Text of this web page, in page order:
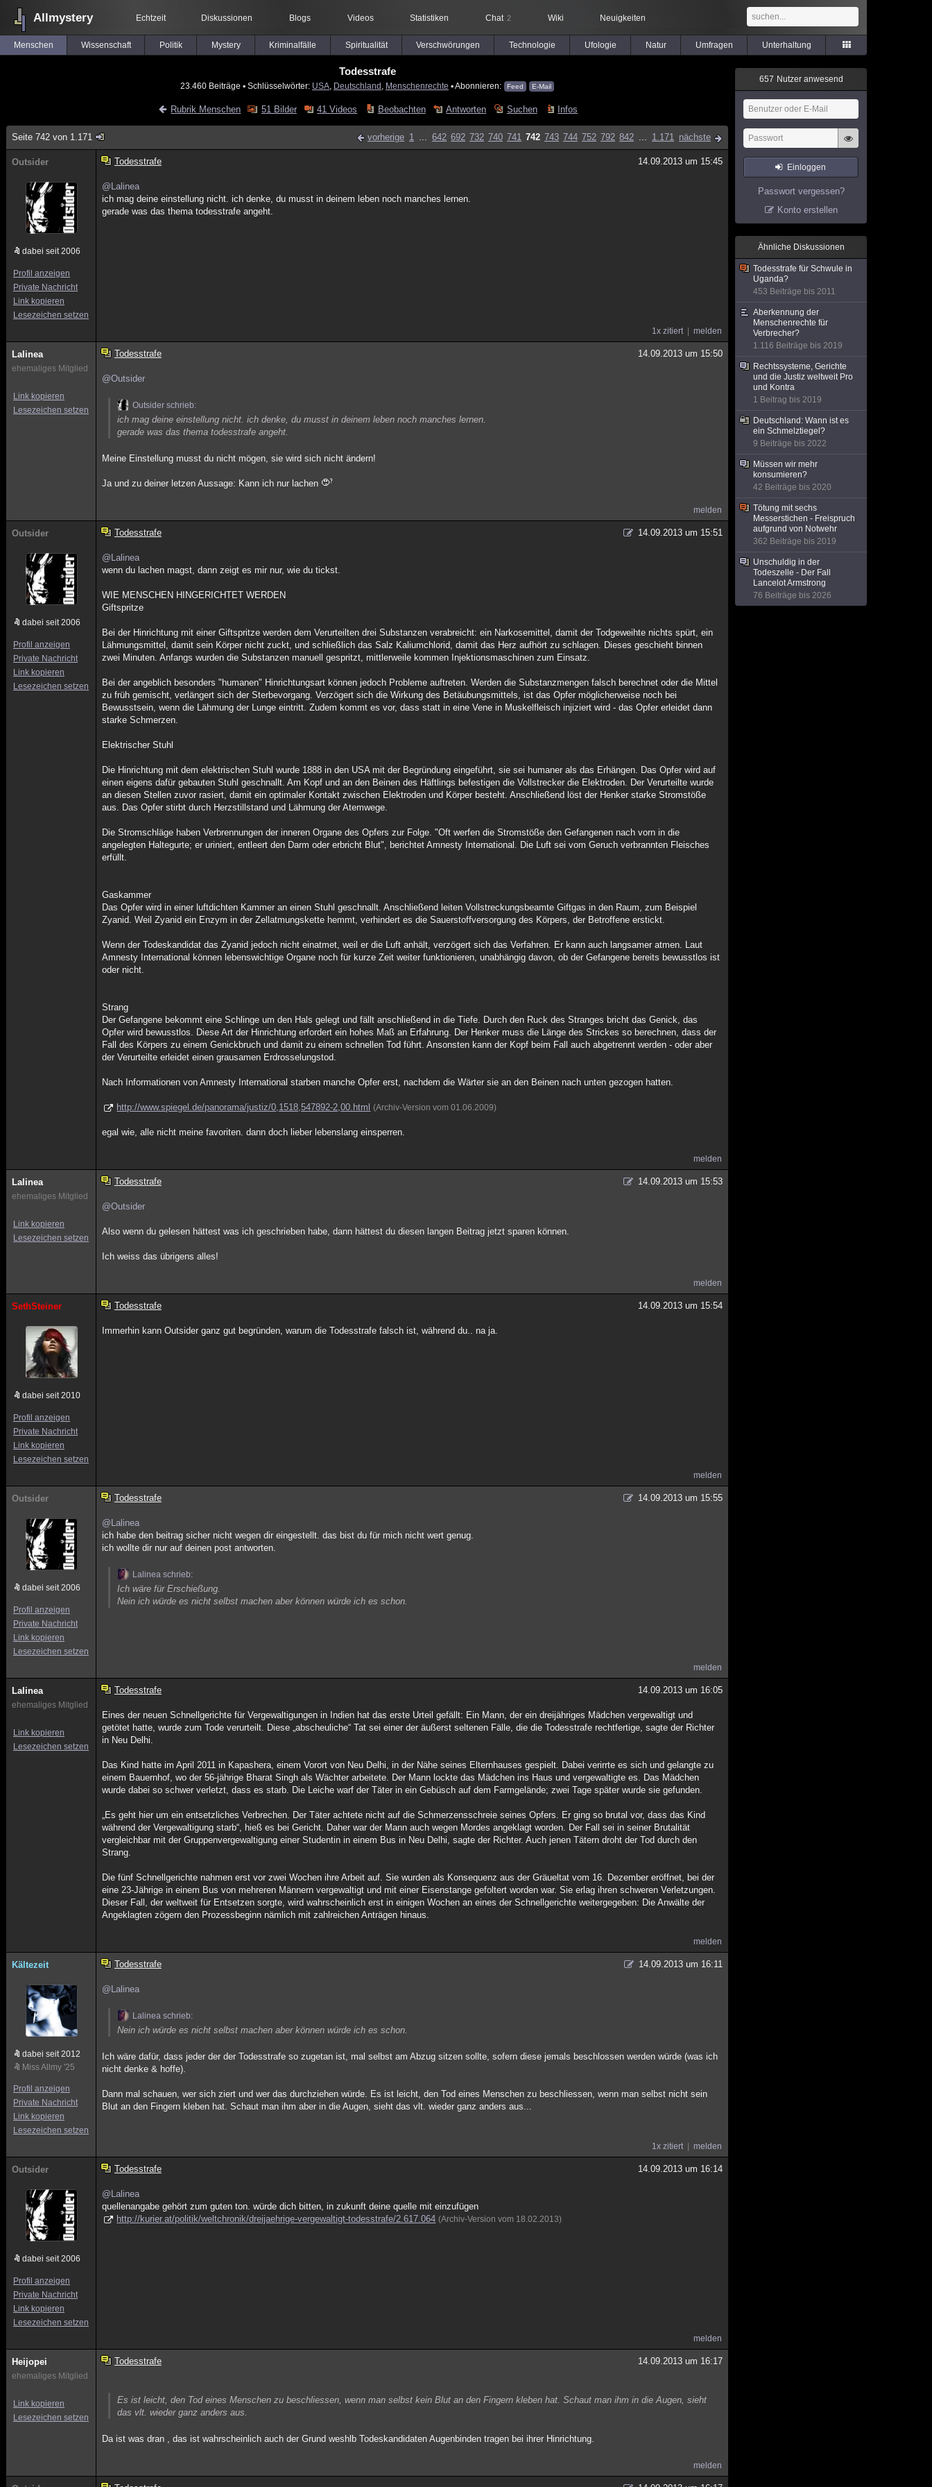
Allmystery Echtzeit Diskussionen Blogs Videos Statistiken Chat 2 Wiki Neuigkeiten
Menschen Wissenschaft Politik Mystery Kriminalfälle Spiritualität Verschwörungen Technologie Ufologie Natur Umfragen Unterhaltung
Todesstrafe
23.460 Beiträge ▪ Schlüsselwörter: USA Deutschland Menschenrechte ▪ Abonnieren: Feed E-Mail
Rubrik Menschen 51 Bilder 41 Videos Beobachten Antworten Suchen Infos
Seite 742 von 1.171 vorherige 1 ... 642 692 732 740 741 742 743 744 752 792 842 ... 1.171 nächste
Outsider
dabei seit 2006
Profil anzeigen
Private Nachricht
Link kopieren
Lesezeichen setzen
Todesstrafe 14.09.2013 um 15:45
@Lalinea
ich mag deine einstellung nicht. ich denke, du musst in deinem leben noch manches lernen.
gerade was das thema todesstrafe angeht.
1x zitiert melden
Lalinea
ehemaliges Mitglied
Link kopieren
Lesezeichen setzen
Todesstrafe 14.09.2013 um 15:50
@Outsider
Outsider schrieb:
ich mag deine einstellung nicht. ich denke, du musst in deinem leben noch manches lernen.
gerade was das thema todesstrafe angeht.
Meine Einstellung musst du nicht mögen, sie wird sich nicht ändern!
Ja und zu deiner letzen Aussage: Kann ich nur lachen
melden
Outsider
dabei seit 2006
Profil anzeigen
Private Nachricht
Link kopieren
Lesezeichen setzen
Todesstrafe 14.09.2013 um 15:51
@Lalinea
wenn du lachen magst, dann zeigt es mir nur, wie du tickst.
WIE MENSCHEN HINGERICHTET WERDEN
Giftspritze
Bei der Hinrichtung mit einer Giftspritze werden dem Verurteilten drei Substanzen verabreicht: ein Narkosemittel, damit der Todgeweihte nichts spürt, ein
Lähmungsmittel, damit sein Körper nicht zuckt, und schließlich das Salz Kaliumchlorid, damit das Herz aufhört zu schlagen. Dieses geschieht binnen
zwei Minuten. Anfangs wurden die Substanzen manuell gespritzt, mittlerweile kommen Injektionsmaschinen zum Einsatz.
Bei der angeblich besonders "humanen" Hinrichtungsart können jedoch Probleme auftreten. Werden die Substanzmengen falsch berechnet oder die Mittel
zu früh gemischt, verlängert sich der Sterbevorgang. Verzögert sich die Wirkung des Betäubungsmittels, ist das Opfer möglicherweise noch bei
Bewusstsein, wenn die Lähmung der Lunge eintritt. Zudem kommt es vor, dass statt in eine Vene in Muskelfleisch injiziert wird - das Opfer erleidet dann
starke Schmerzen.
Elektrischer Stuhl
Die Hinrichtung mit dem elektrischen Stuhl wurde 1888 in den USA mit der Begründung eingeführt, sie sei humaner als das Erhängen. Das Opfer wird auf
einen eigens dafür gebauten Stuhl geschnallt. Am Kopf und an den Beinen des Häftlings befestigen die Vollstrecker die Elektroden. Der Verurteilte wurde
an diesen Stellen zuvor rasiert, damit ein optimaler Kontakt zwischen Elektroden und Körper besteht. Anschließend löst der Henker starke Stromstöße
aus. Das Opfer stirbt durch Herzstillstand und Lähmung der Atemwege.
Die Stromschläge haben Verbrennungen der inneren Organe des Opfers zur Folge. "Oft werfen die Stromstöße den Gefangenen nach vorn in die
angelegten Haltegurte; er uriniert, entleert den Darm oder erbricht Blut", berichtet Amnesty International. Die Luft sei vom Geruch verbrannten Fleisches
erfüllt.
Gaskammer
Das Opfer wird in einer luftdichten Kammer an einen Stuhl geschnallt. Anschließend leiten Vollstreckungsbeamte Giftgas in den Raum, zum Beispiel
Zyanid. Weil Zyanid ein Enzym in der Zellatmungskette hemmt, verhindert es die Sauerstoffversorgung des Körpers, der Betroffene erstickt.
Wenn der Todeskandidat das Zyanid jedoch nicht einatmet, weil er die Luft anhält, verzögert sich das Verfahren. Er kann auch langsamer atmen. Laut
Amnesty International können lebenswichtige Organe noch für kurze Zeit weiter funktionieren, unabhängig davon, ob der Gefangene bereits bewusstlos ist
oder nicht.
Strang
Der Gefangene bekommt eine Schlinge um den Hals gelegt und fällt anschließend in die Tiefe. Durch den Ruck des Stranges bricht das Genick, das
Opfer wird bewusstlos. Diese Art der Hinrichtung erfordert ein hohes Maß an Erfahrung. Der Henker muss die Länge des Strickes so berechnen, dass der
Fall des Körpers zu einem Genickbruch und damit zu einem schnellen Tod führt. Ansonsten kann der Kopf beim Fall auch abgetrennt werden - oder aber
der Verurteilte erleidet einen grausamen Erdrosselungstod.
Nach Informationen von Amnesty International starben manche Opfer erst, nachdem die Wärter sie an den Beinen nach unten gezogen hatten.
http://www.spiegel.de/panorama/justiz/0,1518,547892-2,00.html (Archiv-Version vom 01.06.2009)
egal wie, alle nicht meine favoriten. dann doch lieber lebenslang einsperren.
melden
Lalinea
ehemaliges Mitglied
Link kopieren
Lesezeichen setzen
Todesstrafe 14.09.2013 um 15:53
@Outsider
Also wenn du gelesen hättest was ich geschrieben habe, dann hättest du diesen langen Beitrag jetzt sparen können.
Ich weiss das übrigens alles!
melden
SethSteiner
dabei seit 2010
Profil anzeigen
Private Nachricht
Link kopieren
Lesezeichen setzen
Todesstrafe 14.09.2013 um 15:54
Immerhin kann Outsider ganz gut begründen, warum die Todesstrafe falsch ist, während du.. na ja.
melden
Outsider
dabei seit 2006
Profil anzeigen
Private Nachricht
Link kopieren
Lesezeichen setzen
Todesstrafe 14.09.2013 um 15:55
@Lalinea
ich habe den beitrag sicher nicht wegen dir eingestellt. das bist du für mich nicht wert genug.
ich wollte dir nur auf deinen post antworten.
Lalinea schrieb:
Ich wäre für Erschießung.
Nein ich würde es nicht selbst machen aber können würde ich es schon.
melden
Lalinea
ehemaliges Mitglied
Link kopieren
Lesezeichen setzen
Todesstrafe 14.09.2013 um 16:05
Eines der neuen Schnellgerichte für Vergewaltigungen in Indien hat das erste Urteil gefällt: Ein Mann, der ein dreijähriges Mädchen vergewaltigt und
getötet hatte, wurde zum Tode verurteilt. Diese „abscheuliche“ Tat sei einer der äußerst seltenen Fälle, die die Todesstrafe rechtfertige, sagte der Richter
in Neu Delhi.
Das Kind hatte im April 2011 in Kapashera, einem Vorort von Neu Delhi, in der Nähe seines Elternhauses gespielt. Dabei verirrte es sich und gelangte zu
einem Bauernhof, wo der 56-jährige Bharat Singh als Wächter arbeitete. Der Mann lockte das Mädchen ins Haus und vergewaltigte es. Das Mädchen
wurde dabei so schwer verletzt, dass es starb. Die Leiche warf der Täter in ein Gebüsch auf dem Farmgelände; zwei Tage später wurde sie gefunden.
„Es geht hier um ein entsetzliches Verbrechen. Der Täter achtete nicht auf die Schmerzensschreie seines Opfers. Er ging so brutal vor, dass das Kind
während der Vergewaltigung starb“, hieß es bei Gericht. Daher war der Mann auch wegen Mordes angeklagt worden. Der Fall sei in seiner Brutalität
vergleichbar mit der Gruppenvergewaltigung einer Studentin in einem Bus in Neu Delhi, sagte der Richter. Auch jenen Tätern droht der Tod durch den
Strang.
Die fünf Schnellgerichte nahmen erst vor zwei Wochen ihre Arbeit auf. Sie wurden als Konsequenz aus der Gräueltat vom 16. Dezember eröffnet, bei der
eine 23-Jährige in einem Bus von mehreren Männern vergewaltigt und mit einer Eisenstange gefoltert worden war. Sie erlag ihren schweren Verletzungen.
Dieser Fall, der weltweit für Entsetzen sorgte, wird wahrscheinlich erst in einigen Wochen an eines der Schnellgerichte weitergegeben: Die Anwälte der
Angeklagten zögern den Prozessbeginn nämlich mit zahlreichen Anträgen hinaus.
melden
Kältezeit
dabei seit 2012
Miss Allmy '25
Profil anzeigen
Private Nachricht
Link kopieren
Lesezeichen setzen
Todesstrafe 14.09.2013 um 16:11
@Lalinea
Lalinea schrieb:
Nein ich würde es nicht selbst machen aber können würde ich es schon.
Ich wäre dafür, dass jeder der der Todesstrafe so zugetan ist, mal selbst am Abzug sitzen sollte, sofern diese jemals beschlossen werden würde (was ich
nicht denke & hoffe).
Dann mal schauen, wer sich ziert und wer das durchziehen würde. Es ist leicht, den Tod eines Menschen zu beschliessen, wenn man selbst nicht sein
Blut an den Fingern kleben hat. Schaut man ihm aber in die Augen, sieht das vlt. wieder ganz anders aus...
1x zitiert melden
Outsider
dabei seit 2006
Profil anzeigen
Private Nachricht
Link kopieren
Lesezeichen setzen
Todesstrafe 14.09.2013 um 16:14
@Lalinea
quellenangabe gehört zum guten ton. würde dich bitten, in zukunft deine quelle mit einzufügen
http://kurier.at/politik/weltchronik/dreijaehrige-vergewaltigt-todesstrafe/2.617.064 (Archiv-Version vom 18.02.2013)
melden
Heijopei
ehemaliges Mitglied
Link kopieren
Lesezeichen setzen
Todesstrafe 14.09.2013 um 16:17
Es ist leicht, den Tod eines Menschen zu beschliessen, wenn man selbst kein Blut an den Fingern kleben hat. Schaut man ihm in die Augen, sieht
das vlt. wieder ganz anders aus.
Da ist was dran , das ist wahrscheinlich auch der Grund weshlb Todeskandidaten Augenbinden tragen bei ihrer Hinrichtung.
melden
657 Nutzer anwesend
Einloggen
Passwort vergessen?
Konto erstellen
Ähnliche Diskussionen
Todesstrafe für Schwule in
Uganda?
453 Beiträge bis 2011
Aberkennung der
Menschenrechte für
Verbrecher?
1.116 Beiträge bis 2019
Rechtssysteme, Gerichte
und die Justiz weltweit Pro
und Kontra
1 Beitrag bis 2019
Deutschland: Wann ist es
ein Schmelztiegel?
9 Beiträge bis 2022
Müssen wir mehr
konsumieren?
42 Beiträge bis 2020
Tötung mit sechs
Messerstichen - Freispruch
aufgrund von Notwehr
362 Beiträge bis 2019
Unschuldig in der
Todeszelle - Der Fall
Lancelot Armstrong
76 Beiträge bis 2026